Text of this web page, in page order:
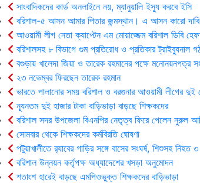
সাংবাদিকদের কার্ড অনলাইনে নয়, ম্যানুয়ালি ইস্যু করবে ইসি
বরিশাল-৫ আসন আমার পিতার জন্মস্থান। এ আসন কারো
আওয়ামী লীগ নেতা ক্যাপ্টেন এম মোয়াজ্জেম বরিশাল ডিবি
বরিশালসহ ৮ বিভাগে গুম প্রতিরোধ ও প্রতিকার ট্রাইব্যুনাল
বগুড়ায় খালেদা জিয়া ও তারেক রহমানের পক্ষে মনোনয়নপত্র
২৩ নভেম্বর ফিরছেন তারেক রহমান
ভারতে পালানোর সময় ব‌রিশাল ও বরগুনার আওয়ামী লীগের
ন্যূনতম দুই হাজার টাকা বাড়িভাড়া বাড়ছে শিক্ষকদের
বরিশাল সদর উপজেলা বিএনপির নেতৃত্ব ফিরে পেলেন নুরুল
সোমবার থেকে শিক্ষকদের কর্মবিরতি ঘোষণা
পটুয়াখালীতে র‍্যাবের গাড়ির সঙ্গে বাসের সংঘর্ষ, শিশুসহ নিহত ৩
বরিশাল উন্নয়ন কর্তৃপক্ষ অধ্যাদেশের খসড়া অনুমোদন
শতাংশ হারেই বাড়ছে এমপিওভুক্ত শিক্ষকদের বাড়িভাড়া